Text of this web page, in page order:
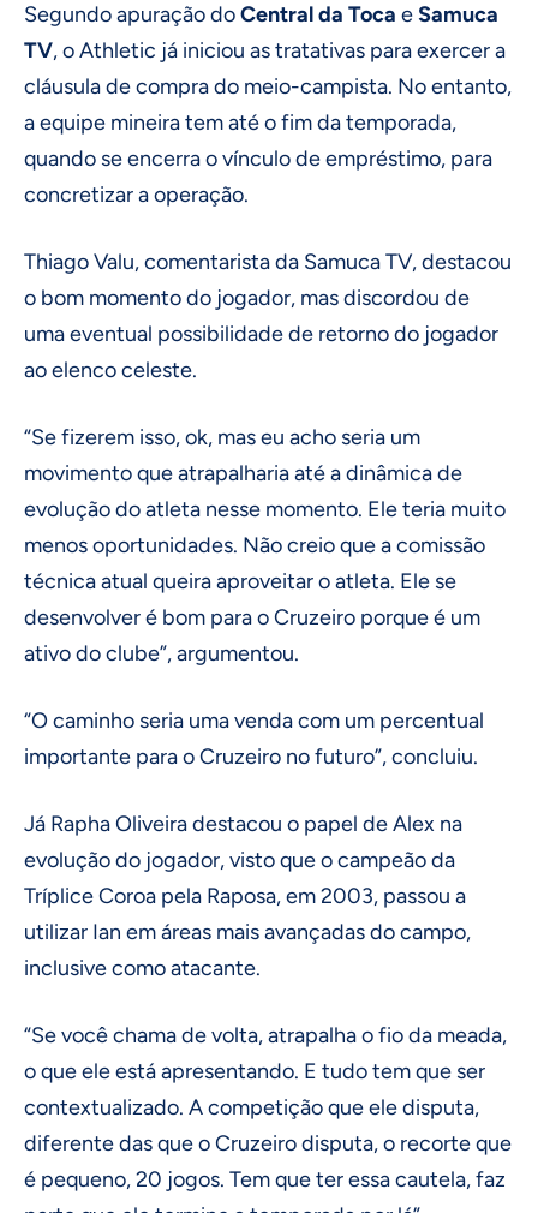
Segundo apuração doCentral da Toca eSamuca
TV, o Athletic já iniciou as tratativas para exercer a
cláusula de compra do meio-campista. No entanto,
a equipe mineira tem até o fim da temporada,
quando se encerra o vínculo de empréstimo, para
concretizar a operação.
Thiago Valu, comentarista da Samuca TV, destacou
o bom momento do jogador, mas discordou de
uma eventual possibilidade de retorno do jogador
ao elenco celeste.
“Se fizerem isso, ok, mas eu acho seria um
movimento que atrapalharia até a dinâmica de
evolução do atleta nesse momento. Ele teria muito
menos oportunidades. Não creio que a comissão
técnica atual queira aproveitar o atleta. Ele se
desenvolver é bom para o Cruzeiro porque é um
ativo do clube”, argumentou.
“O caminho seria uma venda com um percentual
importante para o Cruzeiro no futuro”, concluiu.
Já Rapha Oliveira destacou o papel de Alex na
evolução do jogador, visto que o campeão da
Tríplice Coroa pela Raposa, em 2003, passou a
utilizar Ian em áreas mais avançadas do campo,
inclusive como atacante.
“Se você chama de volta, atrapalha o fio da meada,
o que ele está apresentando. E tudo tem que ser
contextualizado. A competição que ele disputa,
diferente das que o Cruzeiro disputa, o recorte que
é pequeno, 20 jogos. Tem que ter essa cautela, faz